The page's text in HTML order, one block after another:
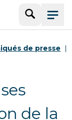
Menu
de presse
de la